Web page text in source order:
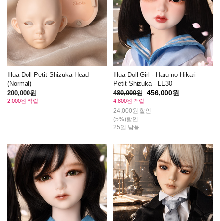
Illua Doll Petit Shizuka Head
(Normal)
200,000원
2,000원 적립
Illua Doll Girl - Haru no Hikari
Petit Shizuka - LE30
480,000원 456,000원
4,800원 적립
24,000원 할인
(5%)할인
25일 남음